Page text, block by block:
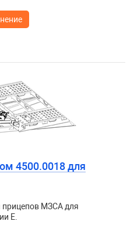
4500.0018 для
прицепов МЗСА для
E.